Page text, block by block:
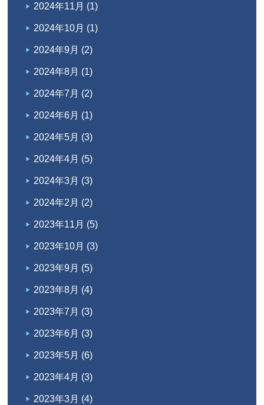
2024年11月 (1)
2024年10月 (1)
2024年9月 (2)
2024年8月 (1)
2024年7月 (2)
2024年6月 (1)
2024年5月 (3)
2024年4月 (5)
2024年3月 (3)
2024年2月 (2)
2023年11月 (5)
2023年10月 (3)
2023年9月 (5)
2023年8月 (4)
2023年7月 (3)
2023年6月 (3)
2023年5月 (6)
2023年4月 (3)
2023年3月 (4)